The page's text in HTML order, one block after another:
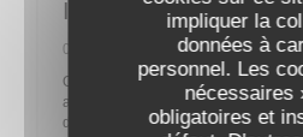
impliquer la
données à
personnel. Les
nécessaires
obligatoires et
Internationale”
06/05/2020
On ne présente plus le chef Guy
acteurs de la gastronomie française,
d’orchestre du Grand Véfour depuis